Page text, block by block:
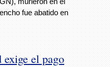
fue abatido en
exige el pago